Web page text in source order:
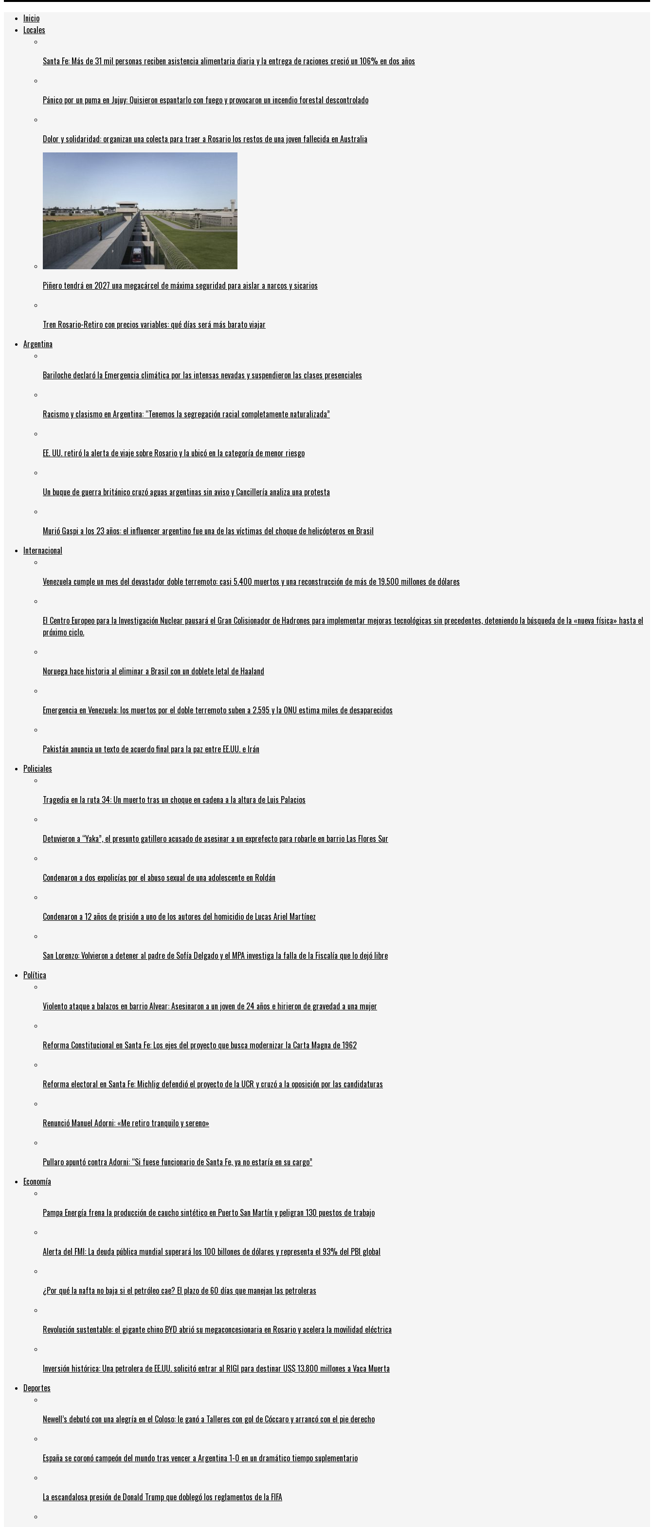
Inicio
Locales
Santa Fe: Más de 31 mil personas reciben asistencia alimentaria diaria y la entrega de raciones creció un 106% en dos años
Pánico por un puma en Jujuy: Quisieron espantarlo con fuego y provocaron un incendio forestal descontrolado
Dolor y solidaridad: organizan una colecta para traer a Rosario los restos de una joven fallecida en Australia
Piñero tendrá en 2027 una megacárcel de máxima seguridad para aislar a narcos y sicarios
Tren Rosario-Retiro con precios variables: qué días será más barato viajar
Argentina
Bariloche declaró la Emergencia climática por las intensas nevadas y suspendieron las clases presenciales
Racismo y clasismo en Argentina: “Tenemos la segregación racial completamente naturalizada”
EE. UU. retiró la alerta de viaje sobre Rosario y la ubicó en la categoría de menor riesgo
Un buque de guerra británico cruzó aguas argentinas sin aviso y Cancillería analiza una protesta
Murió Gaspi a los 23 años: el influencer argentino fue una de las víctimas del choque de helicópteros en Brasil
Internacional
Venezuela cumple un mes del devastador doble terremoto: casi 5.400 muertos y una reconstrucción de más de 19.500 millones de dólares
El Centro Europeo para la Investigación Nuclear pausará el Gran Colisionador de Hadrones para implementar mejoras tecnológicas sin precedentes, deteniendo la búsqueda de la «nueva física» hasta el
próximo ciclo.
Noruega hace historia al eliminar a Brasil con un doblete letal de Haaland
Emergencia en Venezuela: los muertos por el doble terremoto suben a 2.595 y la ONU estima miles de desaparecidos
Pakistán anuncia un texto de acuerdo final para la paz entre EE.UU. e Irán
Policiales
Tragedia en la ruta 34: Un muerto tras un choque en cadena a la altura de Luis Palacios
Detuvieron a “Yaka”, el presunto gatillero acusado de asesinar a un exprefecto para robarle en barrio Las Flores Sur
Condenaron a dos expolicías por el abuso sexual de una adolescente en Roldán
Condenaron a 12 años de prisión a uno de los autores del homicidio de Lucas Ariel Martínez
San Lorenzo: Volvieron a detener al padre de Sofía Delgado y el MPA investiga la falla de la Fiscalía que lo dejó libre
Política
Violento ataque a balazos en barrio Alvear: Asesinaron a un joven de 24 años e hirieron de gravedad a una mujer
Reforma Constitucional en Santa Fe: Los ejes del proyecto que busca modernizar la Carta Magna de 1962
Reforma electoral en Santa Fe: Michlig defendió el proyecto de la UCR y cruzó a la oposición por las candidaturas
Renunció Manuel Adorni: «Me retiro tranquilo y sereno»
Pullaro apuntó contra Adorni: “Si fuese funcionario de Santa Fe, ya no estaría en su cargo”
Economía
Pampa Energía frena la producción de caucho sintético en Puerto San Martín y peligran 130 puestos de trabajo
Alerta del FMI: La deuda pública mundial superará los 100 billones de dólares y representa el 93% del PBI global
¿Por qué la nafta no baja si el petróleo cae? El plazo de 60 días que manejan las petroleras
Revolución sustentable: el gigante chino BYD abrió su megaconcesionaria en Rosario y acelera la movilidad eléctrica
Inversión histórica: Una petrolera de EE.UU. solicitó entrar al RIGI para destinar US$ 13.800 millones a Vaca Muerta
Deportes
Newell’s debutó con una alegría en el Coloso: le ganó a Talleres con gol de Cóccaro y arrancó con el pie derecho
España se coronó campeón del mundo tras vencer a Argentina 1-0 en un dramático tiempo suplementario
La escandalosa presión de Donald Trump que doblegó los reglamentos de la FIFA